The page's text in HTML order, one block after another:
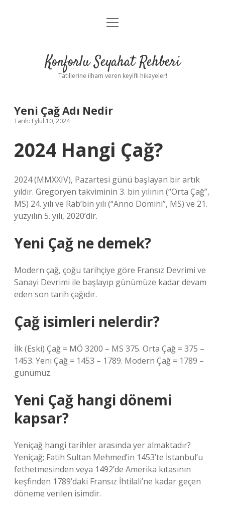
Anasayfa
Yasal Uyarı
menüyü
Konforlu Seyahat Rehberi
Tatillerine ilham veren keyifli hikayeler!
Yeni Çağ Adı Nedir
Tarih: Eylül 10, 2024
2024 Hangi Çağ?
2024 (MMXXIV), Pazartesi günü başlayan bir artık
yıldır. Gregoryen takviminin 3. bin yılının (“Orta Çağ”,
MS) 24. yılı ve Rab’bin yılı (“Anno Domini”, MS) ve 21.
yüzyılın 5. yılı, 2020’dir.
Yeni Çağ ne demek?
Modern çağ, çoğu tarihçiye göre Fransız Devrimi ve
Sanayi Devrimi ile başlayıp günümüze kadar devam
eden son tarih çağıdır.
Çağ isimleri nelerdir?
İlk (Eski) Çağ = MÖ 3200 – MS 375. Orta Çağ = 375 –
1453. Yeni Çağ = 1453 – 1789. Modern Çağ = 1789 –
günümüz.
Yeni Çağ hangi dönemi
kapsar?
Yeniçağ hangi tarihler arasında yer almaktadır?
Yeniçağ; Fatih Sultan Mehmed’in 1453’te İstanbul’u
fethetmesinden veya 1492’de Amerika kıtasının
keşfinden 1789’daki Fransız İhtilali’ne kadar geçen
döneme verilen isimdir.